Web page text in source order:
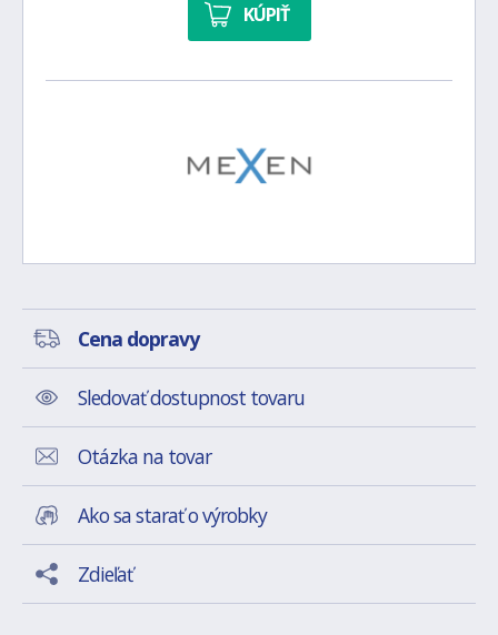
KÚPIŤ
Cena dopravy
Sledovať dostupnost tovaru
Otázka na tovar
Ako sa starať o výrobky
Zdieľať